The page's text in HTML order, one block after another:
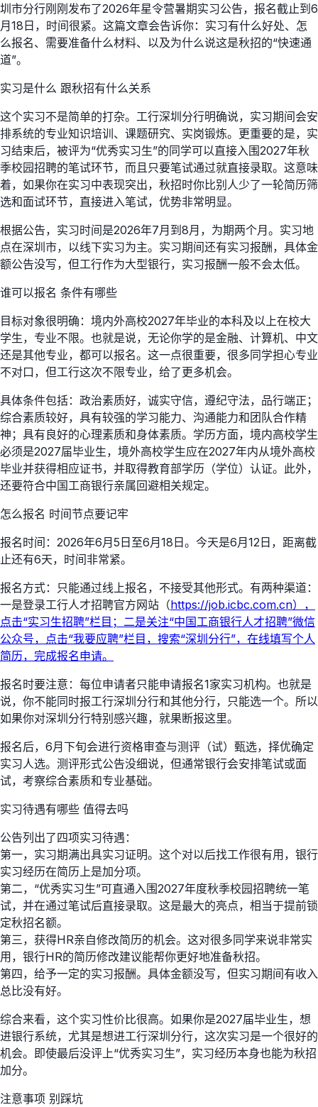
圳市分行刚刚发布了2026年星令营暑期实习公告，报名截止到6
月18日，时间很紧。这篇文章会告诉你：实习有什么好处、怎
么报名、需要准备什么材料、以及为什么说这是秋招的“快速通
道”。
实习是什么 跟秋招有什么关系
这个实习不是简单的打杂。工行深圳分行明确说，实习期间会安
排系统的专业知识培训、课题研究、实岗锻炼。更重要的是，实
习结束后，被评为“优秀实习生”的同学可以直接入围2027年秋
季校园招聘的笔试环节，而且只要笔试通过就直接录取。这意味
着，如果你在实习中表现突出，秋招时你比别人少了一轮简历筛
选和面试环节，直接进入笔试，优势非常明显。
根据公告，实习时间是2026年7月到8月，为期两个月。实习地
点在深圳市，以线下实习为主。实习期间还有实习报酬，具体金
额公告没写，但工行作为大型银行，实习报酬一般不会太低。
谁可以报名 条件有哪些
目标对象很明确：境内外高校2027年毕业的本科及以上在校大
学生，专业不限。也就是说，无论你学的是金融、计算机、中文
还是其他专业，都可以报名。这一点很重要，很多同学担心专业
不对口，但工行这次不限专业，给了更多机会。
具体条件包括：政治素质好，诚实守信，遵纪守法，品行端正；
综合素质较好，具有较强的学习能力、沟通能力和团队合作精
神；具有良好的心理素质和身体素质。学历方面，境内高校学生
必须是2027届毕业生，境外高校学生应在2027年内从境外高校
毕业并获得相应证书，并取得教育部学历（学位）认证。此外，
还要符合中国工商银行亲属回避相关规定。
怎么报名 时间节点要记牢
报名时间：2026年6月5日至6月18日。今天是6月12日，距离截
止还有6天，时间非常紧。
报名方式：只能通过线上报名，不接受其他形式。有两种渠道：
一是登录工行人才招聘官方网站（https://job.icbc.com.cn），
点击“实习生招聘”栏目；二是关注“中国工商银行人才招聘”微信
公众号，点击“我要应聘”栏目，搜索“深圳分行”，在线填写个人
简历，完成报名申请。
报名时要注意：每位申请者只能申请报名1家实习机构。也就是
说，你不能同时报工行深圳分行和其他分行，只能选一个。所以
如果你对深圳分行特别感兴趣，就果断报这里。
报名后，6月下旬会进行资格审查与测评（试）甄选，择优确定
实习人选。测评形式公告没细说，但通常银行会安排笔试或面
试，考察综合素质和专业基础。
实习待遇有哪些 值得去吗
公告列出了四项实习待遇：
第一，实习期满出具实习证明。这个对以后找工作很有用，银行
实习经历在简历上是加分项。
第二，“优秀实习生”可直通入围2027年度秋季校园招聘统一笔
试，并在通过笔试后直接录取。这是最大的亮点，相当于提前锁
定秋招名额。
第三，获得HR亲自修改简历的机会。这对很多同学来说非常实
用，银行HR的简历修改建议能帮你更好地准备秋招。
第四，给予一定的实习报酬。具体金额没写，但实习期间有收入
总比没有好。
综合来看，这个实习性价比很高。如果你是2027届毕业生，想
进银行系统，尤其是想进工行深圳分行，这次实习是一个很好的
机会。即使最后没评上“优秀实习生”，实习经历本身也能为秋招
加分。
注意事项 别踩坑